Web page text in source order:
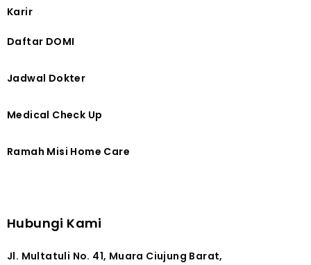
Karir
Daftar DOMI
Jadwal Dokter
Medical Check Up
Ramah Misi Home Care
Hubungi Kami
Jl. Multatuli No. 41, Muara Ciujung Barat,